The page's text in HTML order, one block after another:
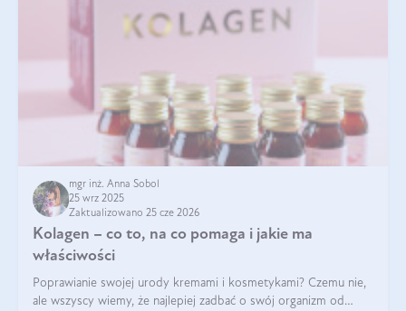
mgr inż. Anna Sobol
25 wrz 2025
Zaktualizowano 25 cze 2026
Kolagen – co to, na co pomaga i jakie ma
właściwości
Poprawianie swojej urody kremami i kosmetykami? Czemu nie,
ale wszyscy wiemy, że najlepiej zadbać o swój organizm od